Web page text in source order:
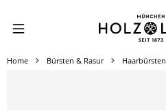
Zum Hauptinhalt springen
Home Bürsten & Rasur Haarbürsten